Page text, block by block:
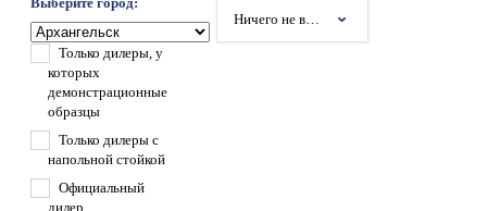
Ничего не выбрано
Только дилеры, у
которых
демонстрационные
образцы
Только дилеры с
напольной стойкой
Официальный
дилер